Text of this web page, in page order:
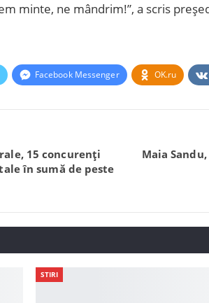
minte, ne mândrim!”, a scris
Facebook Messenger OK.ru
15 concurenți
în sumă de peste
Maia
STIRI